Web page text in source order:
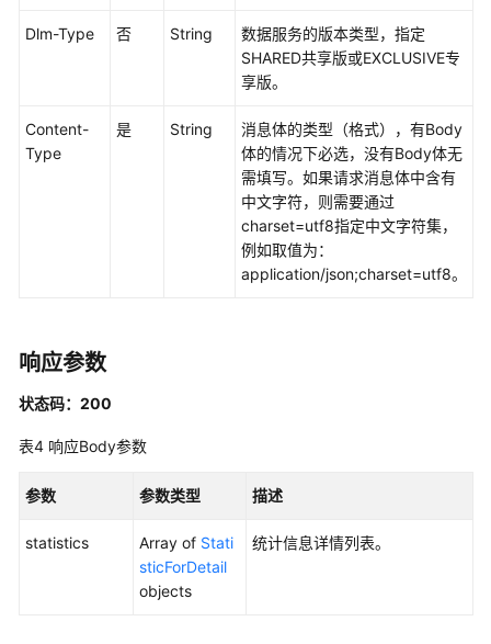
量
数
据
服
API
理
Dlm-Type 否 String
数据服务的版本类型，指定
SHARED共享版或EXCLUSIVE专
享版。
Content-
Type
是 String
消息体的类型（格式），有Body
体的情况下必选，没有Body体无
需填写。如果请求消息体中含有
中文字符，则需要通过
charset=utf8指定中文字符集，
例如取值为：
application/json;charset=utf8。
响应参数
状态码：200
表4 响应Body参数
参数 参数类型 描述
statistics Array of Stati
sticForDetail
objects
统计信息详情列表。